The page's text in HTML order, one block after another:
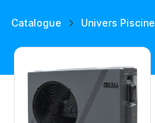
Catalogue Univers Piscine